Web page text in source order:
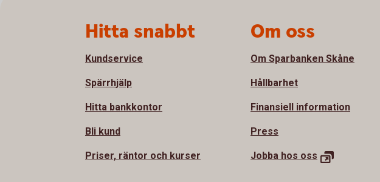
Hitta snabbt
Kundservice
Spärrhjälp
Hitta bankkontor
Bli kund
Priser, räntor och kurser
Om oss
Om Sparbanken Skåne
Hållbarhet
Finansiell information
Press
Jobba hos oss